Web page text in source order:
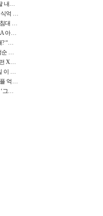
배우 최일순, 이혼 후 20년 산속 생활 “딸 내가 버렸다고 원망‥맘 아파”(특종)[어제TV]
‘혼외자→유부남’ 정우성 근황 포착, 수식억 해킹 피해 후배 만났다 “존경하는”
집 공개 유재석, 결혼사진 라면 냄비 받침대 되고 분노‥가족사진도 피해(놀뭐)[어제TV]
백윤식 손녀+정시아 딸 첫 유화 공개, LA 아트쇼→서울국제조각페스타 작가다운 수준급 실력
유혜리, 배우 이근희과 1년 반만 이혼 왜? “식칼 꽂고 의자 던져” 충격 폭로(특종)[어제TV]
임지연, 그림 같은 발리 배경? 뼈말라 청순 비키니 핏에 상대 안 되네
김성수, ♥박소윤 집 이불 폐기 처분 “어떤 X이랑 썼을지 몰라” 질투(신랑수업2)[어제TV]
44kg 송가인 “비가 오나 눈이 오나” 매일 이 운동, 허벅지 근육량 상승+체지방 감소
“연예인 걱정 NO” 김승현, 가난팔이 악플 억울할만‥아내+딸과 日 여행
재혼 강성연 ♥2살 연하 의사남편 누구? ‘그알’ 자문의에 훈남 비주얼 초엘리트 스펙 [종합]